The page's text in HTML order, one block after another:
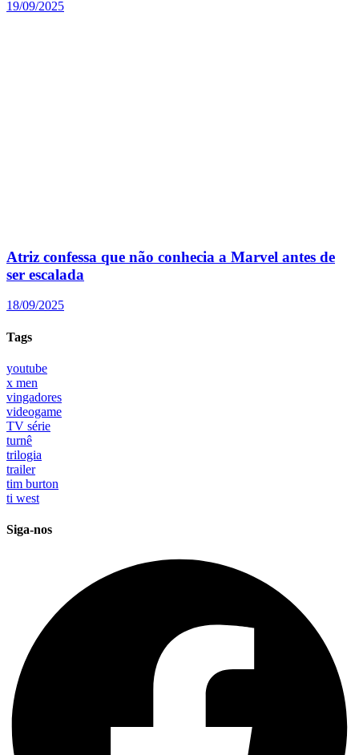
19/09/2025
Atriz confessa que não conhecia a Marvel antes de
ser escalada
18/09/2025
Tags
youtube
x men
vingadores
videogame
TV série
turnê
trilogia
trailer
tim burton
ti west
Siga-nos